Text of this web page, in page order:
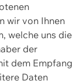
wir von Ihnen
welche uns die
der
dem Empfang
Daten